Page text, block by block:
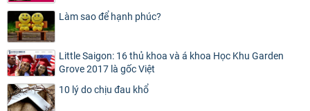
Làm sao để hạnh phúc?
Little Saigon: 16 thủ khoa và á khoa Học Khu Garden
Grove 2017 là gốc Việt
10 lý do chịu đau khổ